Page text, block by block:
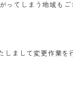
ってしまう地域もご
まして変更作業を